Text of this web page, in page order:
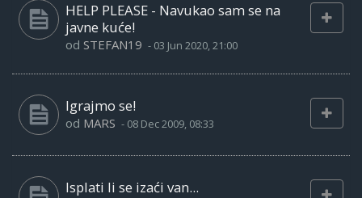
HELP PLEASE - Navukao sam se na
javne kuće!
od STEFAN19 - 03 Jun 2020, 21:00
Igrajmo se!
od MARS - 08 Dec 2009, 08:33
Isplati li se izaći van...